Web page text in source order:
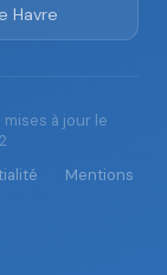
Havre
à jour le
Mentions